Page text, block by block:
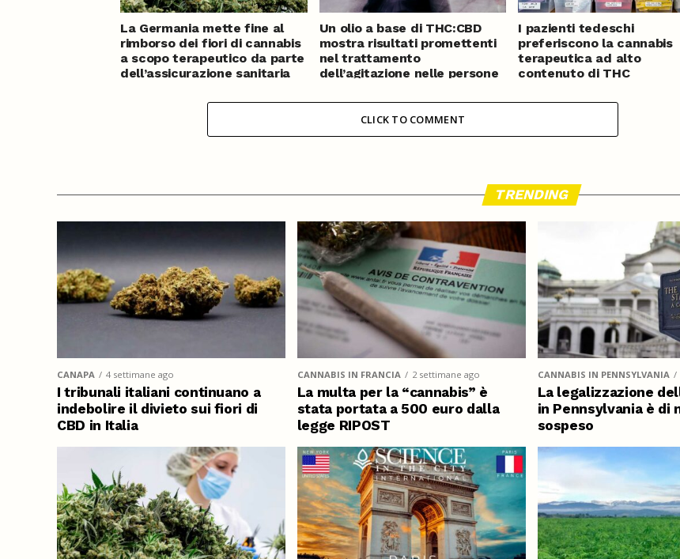
La Germania mette fine al
rimborso dei fiori di cannabis
a scopo terapeutico da parte
dell’assicurazione sanitaria
Un olio a base di THC:CBD
mostra risultati promettenti
nel trattamento
dell’agitazione nelle persone
I pazienti tedeschi
preferiscono la cannabis
terapeutica ad alto
contenuto di THC
CLICK TO COMMENT
TRENDING
CANAPA 4 settimane ago
I tribunali italiani continuano a
indebolire il divieto sui fiori di
CBD in Italia
CANNABIS IN FRANCIA 2 settimane ago
La multa per la “cannabis” è
stata portata a 500 euro dalla
legge RIPOST
CANNABIS IN PENNSYLVANIA
La legalizzazione
in Pennsylvania è di
sospeso